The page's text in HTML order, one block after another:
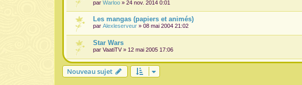
par Warloo » 24 nov. 2014 0:01
Les mangas (papiers et animés)
par Alexleserveur » 08 mai 2004 21:02
Star Wars
par VaatiTV» 12 mai 2005 17:06
Nouveau sujet